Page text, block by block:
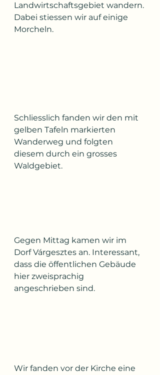
Landwirtschaftsgebiet wandern.
Dabei stiessen wir auf einige
Morcheln.
Schliesslich fanden wir den mit
gelben Tafeln markierten
Wanderweg und folgten
diesem durch ein grosses
Waldgebiet.
Gegen Mittag kamen wir im
Dorf Várgesztes an. Interessant,
dass die öffentlichen Gebäude
hier zweisprachig
angeschrieben sind.
Wir fanden vor der Kirche eine